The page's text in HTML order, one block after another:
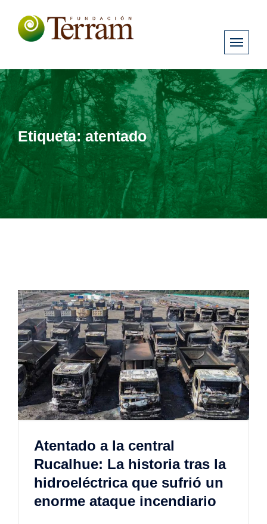
Etiqueta:atentado
Atentado a la central
Rucalhue: La historia tras la
hidroeléctrica que sufrió un
enorme ataque incendiario